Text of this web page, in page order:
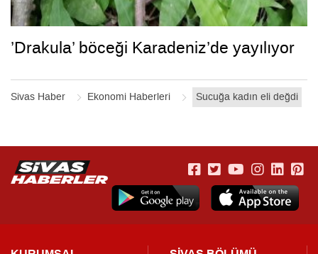
Sivas Haber Ekonomi Haberleri Sucuğa kadın eli değdi
’Drakula’ böceği Karadeniz’de yayılıyor